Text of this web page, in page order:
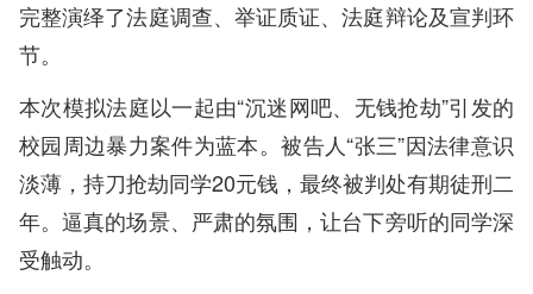
完整演绎了法庭调查、举证质证、法庭辩论及宣判环
节。
本次模拟法庭以一起由“沉迷网吧、无钱抢劫”引发的
校园周边暴力案件为蓝本。被告人“张三”因法律意识
淡薄，持刀抢劫同学20元钱，最终被判处有期徒刑二
年。逼真的场景、严肃的氛围，让台下旁听的同学深
受触动。